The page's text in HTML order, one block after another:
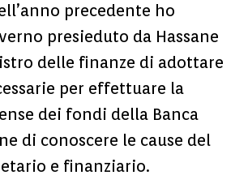
precedente ho
presieduto da Hassane
delle finanze di adottare
per effettuare la
dei fondi della Banca
di conoscere le cause del
e finanziario.